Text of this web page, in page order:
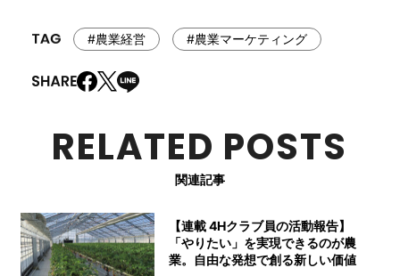
#農業経営 #農業マーケティング
RELATED POSTS
関連記事
【連載 4Hクラブ員の活動報告】
「やりたい」を実現できるのが農
業。自由な発想で創る新しい価値